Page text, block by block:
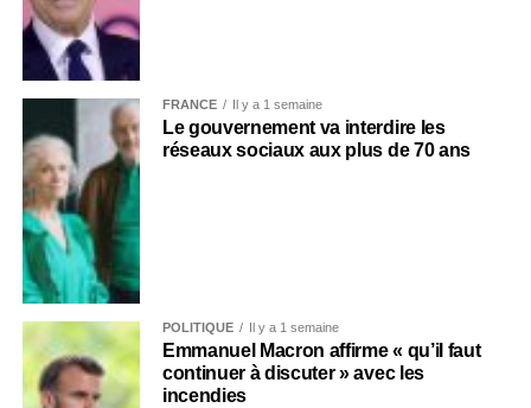
FRANCE Il y a 1 semaine
Le gouvernement va interdire les
réseaux sociaux aux plus de 70 ans
POLITIQUE Il y a 1 semaine
Emmanuel Macron affirme « qu’il faut
continuer à discuter » avec les
incendies